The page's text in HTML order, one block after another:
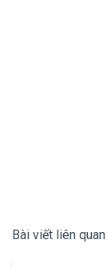
Bài viết liên quan